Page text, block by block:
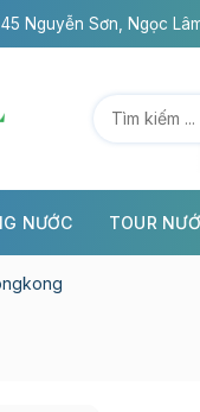
Nguyễn Sơn, Ngọc
NƯỚC TOUR